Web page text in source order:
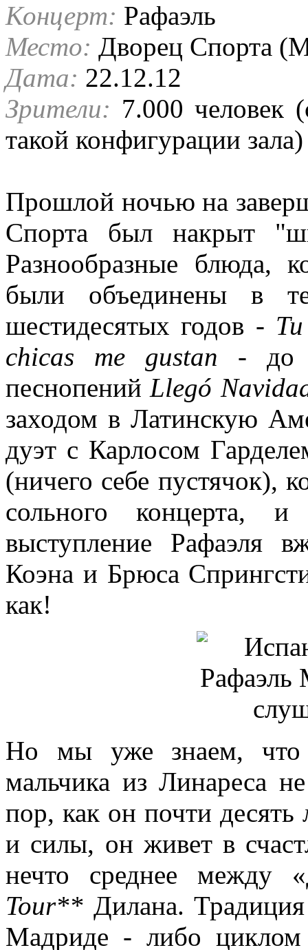
Концерт: Рафаэль
Место: Дворец Спорта
Дата: 22.12.12
Зрители: 7.000 человек
такой конфигурации зала)
Прошлой ночью на
Спорта был накрыт
Разнообразные блюда,
были объединены в
шестидесятых годов -
chicas me gustan - до
песнопенийLlegó
заходом в Латинскую
дуэт с Карлосом
(ничего себе пустячок),
сольного концерта,
выступление Рафаэля
Коэна и Брюса
как!
Но мы уже знаем, что
мальчика из Линареса
пор, как он почти десять
и силы, он живет в
нечто среднее
Tour** Дилана. Традиция
Мадриде - либо циклом